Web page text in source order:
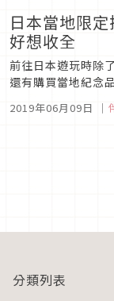
日本當地限
好想收全
前往日本遊玩時除
還有購買當地紀念
出了多款日本當地
2019年06月09日 ｜
分類列表